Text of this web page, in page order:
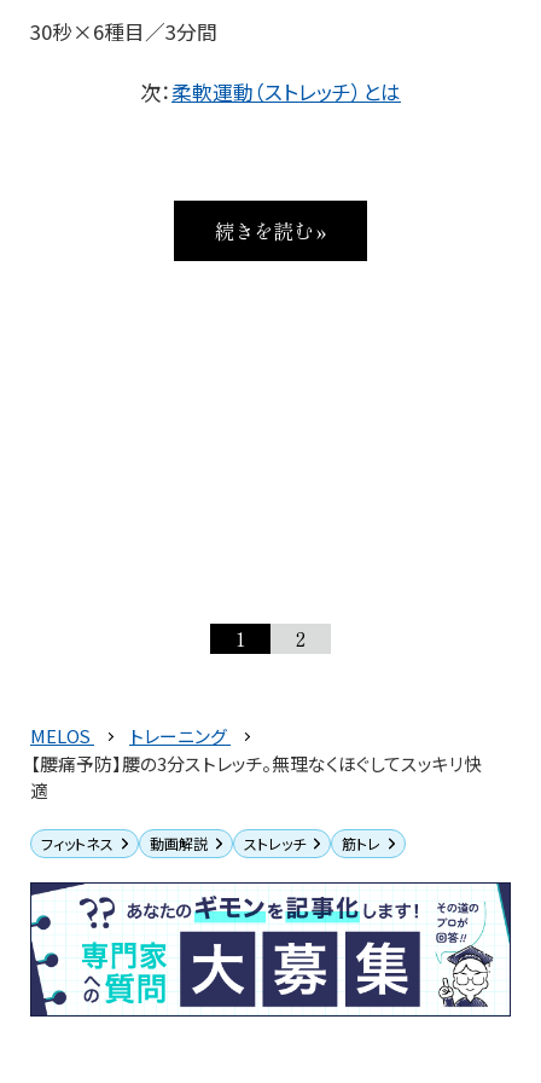
30秒×6種目／3分間
次：柔軟運動（ストレッチ）とは
続きを読む »
1 2
MELOS
トレーニング
【腰痛予防】腰の3分ストレッチ。無理なくほぐしてスッキリ快
適
フィットネス 動画解説 ストレッチ 筋トレ